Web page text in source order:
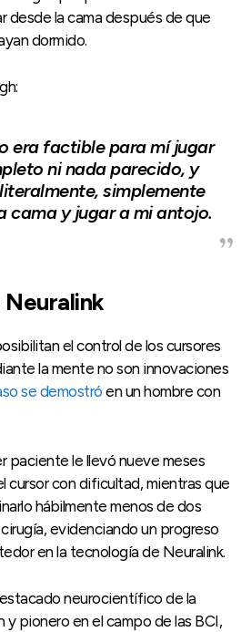
desde la cama después de que
dormido.
era factible para mí jugar
ni nada parecido, y
simplemente
cama y jugar a mi antojo.
Neuralink
el control de los cursores
la mente no son innovaciones
se demostró en un hombre con
paciente le llevó nueve meses
cursor con dificultad, mientras que
hábilmente menos de dos
evidenciando un progreso
en la tecnología de Neuralink.
neurocientífico de la
y pionero en el campo de las BCI,